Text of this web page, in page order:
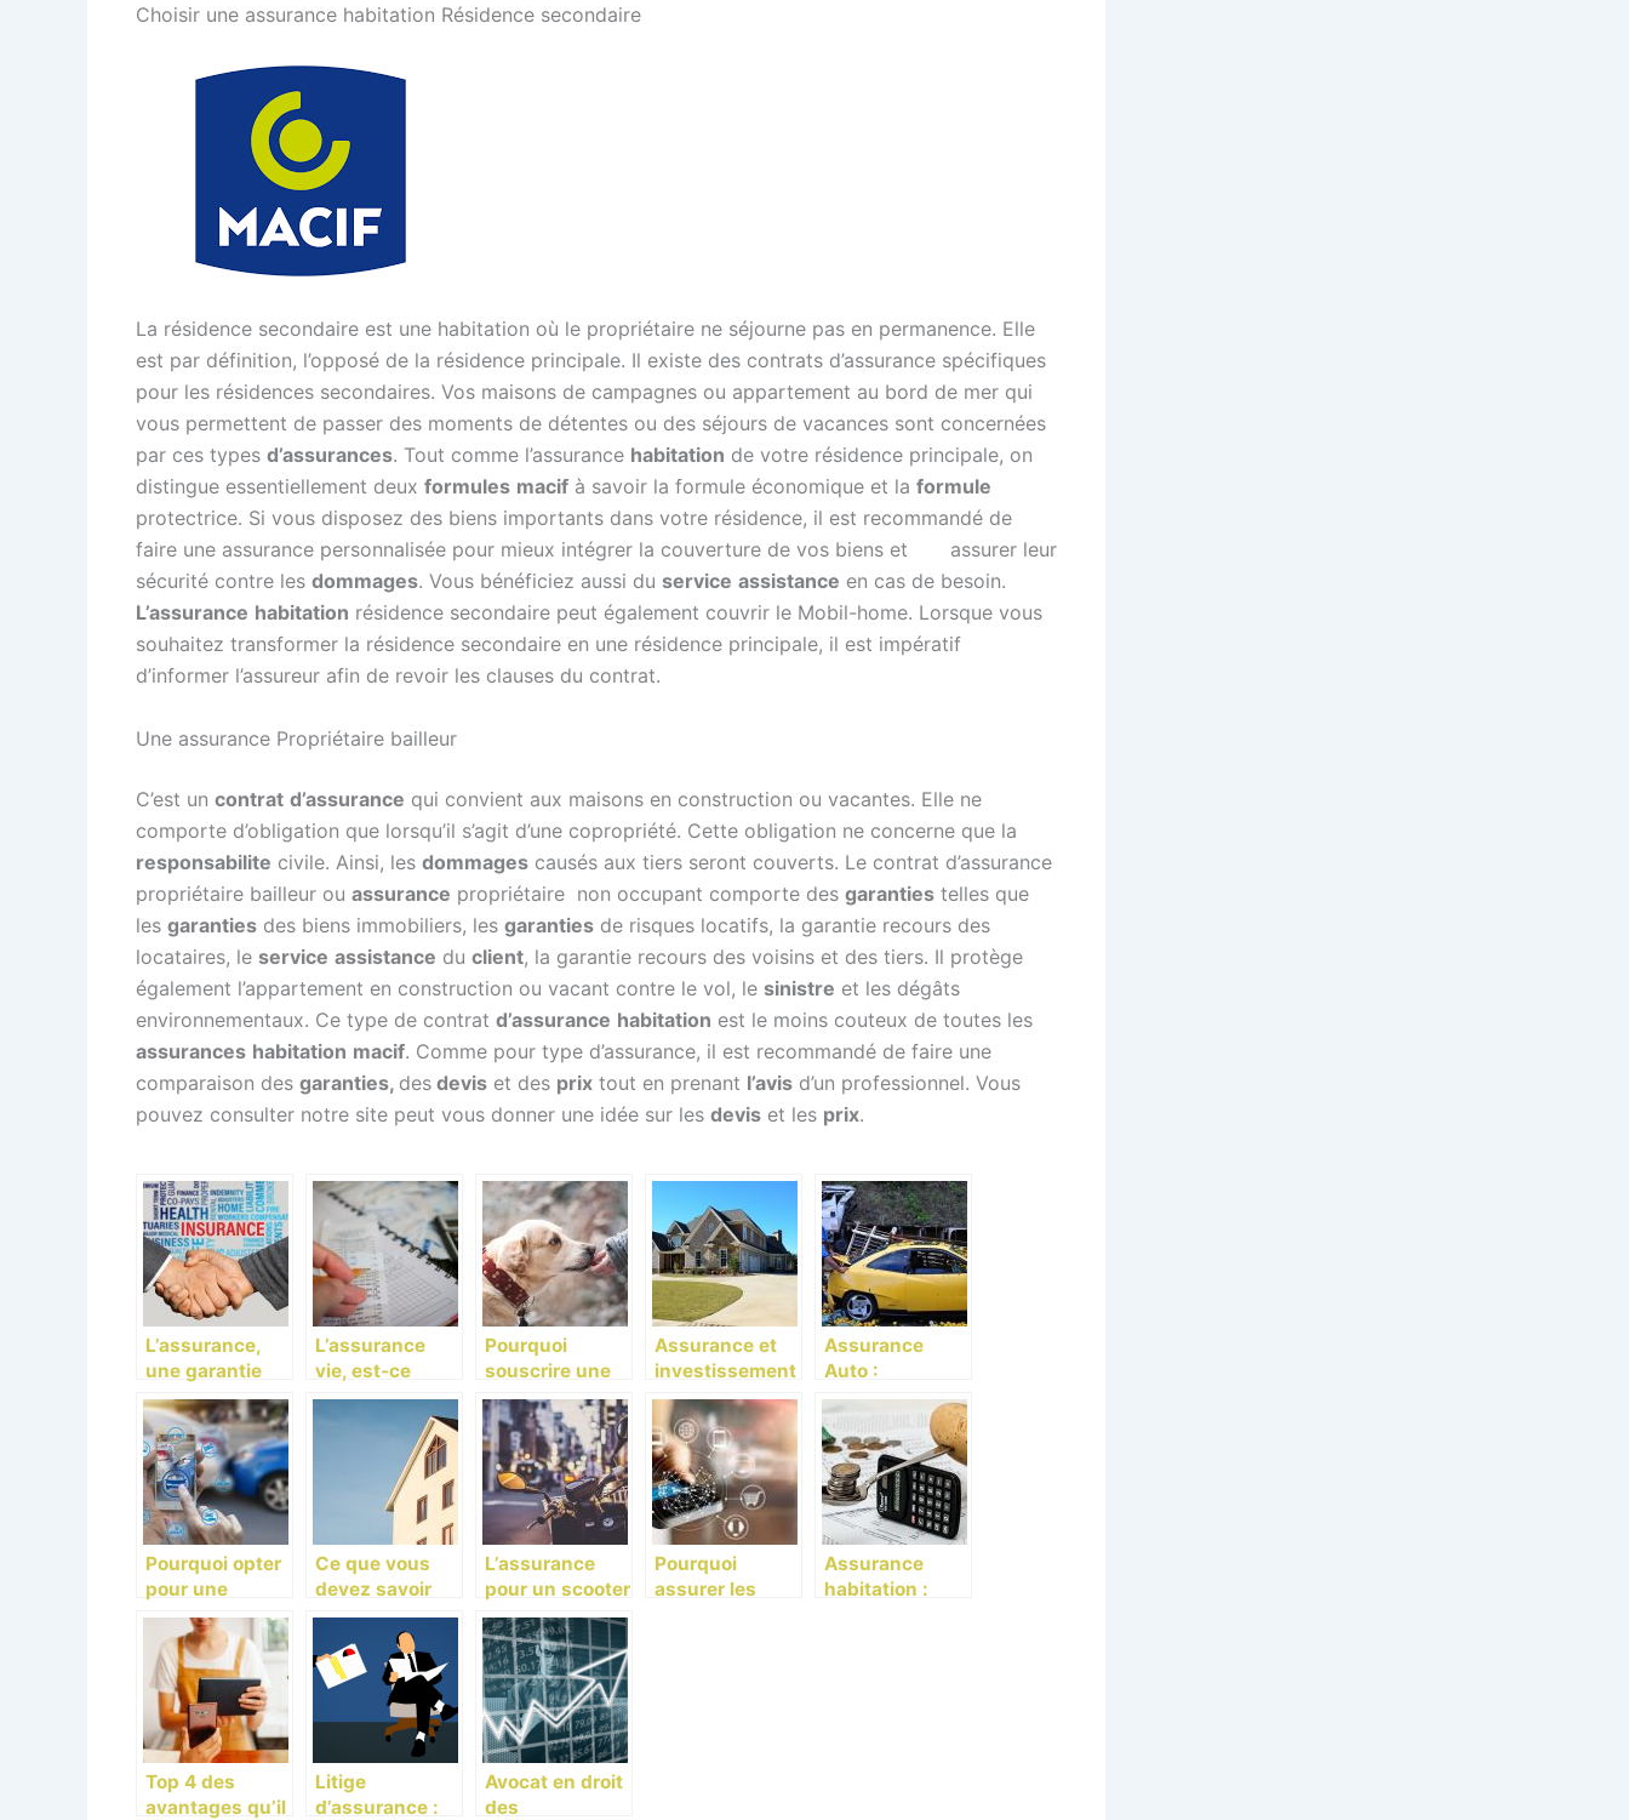
Choisir une assurance habitation Résidence secondaire
La résidence secondaire est une habitation où le propriétaire ne séjourne pas en permanence. Elle
est par définition, l’opposé de la résidence principale. Il existe des contrats d’assurance spécifiques
pour les résidences secondaires. Vos maisons de campagnes ou appartement au bord de mer qui
vous permettent de passer des moments de détentes ou des séjours de vacances sont concernées
par ces types d’assurances. Tout comme l’assurance habitation de votre résidence principale, on
distingue essentiellement deux formules macif à savoir la formule économique et la formule
protectrice. Si vous disposez des biens importants dans votre résidence, il est recommandé de
faire une assurance personnalisée pour mieux intégrer la couverture de vos biens et assurer leur
sécurité contre les dommages. Vous bénéficiez aussi du service assistance en cas de besoin.
L’assurance habitation résidence secondaire peut également couvrir le Mobil-home. Lorsque vous
souhaitez transformer la résidence secondaire en une résidence principale, il est impératif
d’informer l’assureur afin de revoir les clauses du contrat.
Une assurance Propriétaire bailleur
C’est un contrat d’assurance qui convient aux maisons en construction ou vacantes. Elle ne
comporte d’obligation que lorsqu’il s’agit d’une copropriété. Cette obligation ne concerne que la
responsabilite civile. Ainsi, les dommages causés aux tiers seront couverts. Le contrat d’assurance
propriétaire bailleur ou assurance propriétaire non occupant comporte des garanties telles que
les garanties des biens immobiliers, les garanties de risques locatifs, la garantie recours des
locataires, le service assistance du client, la garantie recours des voisins et des tiers. Il protège
également l’appartement en construction ou vacant contre le vol, le sinistre et les dégâts
environnementaux. Ce type de contrat d’assurance habitation est le moins couteux de toutes les
assurances habitation macif. Comme pour type d’assurance, il est recommandé de faire une
comparaison des garanties, des devis et des prix tout en prenant l’avis d’un professionnel. Vous
pouvez consulter notre site peut vous donner une idée sur les devis et les prix.
L’assurance,
une garantie
pour
l’entreprise en
cas de
problème
L’assurance
vie, est-ce
vraiment une
bonne idée
épargne ?
Pourquoi
souscrire une
assurance pour
animaux de
compagnie ?
Assurance et
investissement
immobilier : que
faut-il savoir ?
Assurance
Auto :
Comment
choisir plus
facilement ?
Pourquoi opter
pour une
assurance au
tiers ?
Ce que vous
devez savoir
sur les
assurances
habitations!
L’assurance
pour un scooter
125cc: Que
retenir ?
Pourquoi
assurer les
Assurance
habitation :
Top 4 des
avantages qu’il
Litige
d’assurance :
Avocat en droit
des